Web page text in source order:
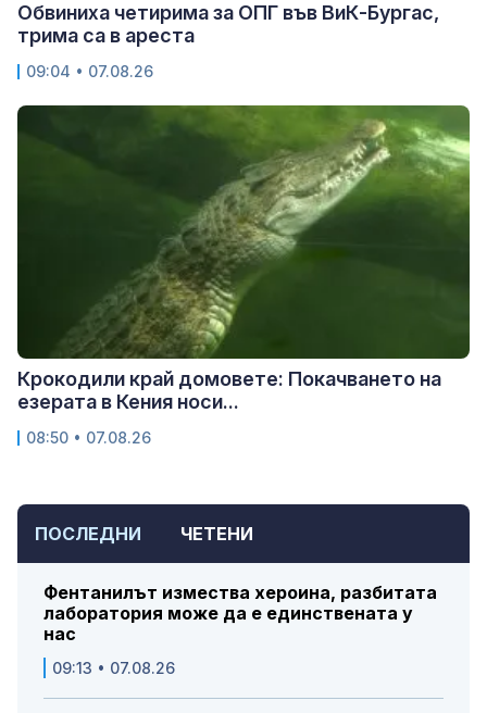
ПОСЛЕДНИ ЧЕТЕНИ
Фентанилът измества хероина, разбитата
лаборатория може да е единствената у
нас
09:13 • 07.08.26
Обвиниха четирима за ОПГ във ВиК-Бургас,
трима са в ареста
09:04 • 07.08.26
Крокодили край домовете: Покачването на
езерата в Кения носи...
08:50 • 07.08.26